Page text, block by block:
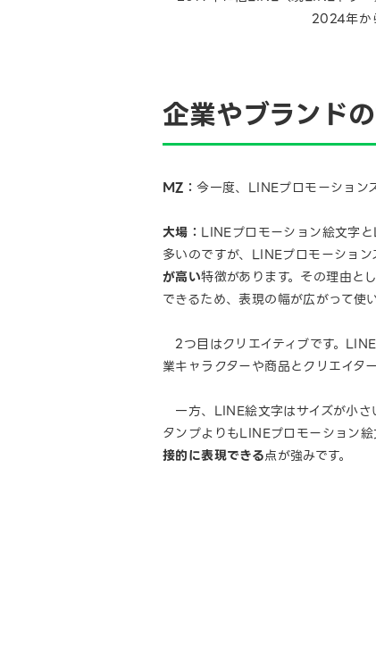
2024年か
企業やブランド
MZ：今一度、LINEプロモーション
大場： LINEプロモーション絵文字
多いのですが、LINEプロモーショ
が高い特徴があります。その理由と
できるため、表現の幅が広がって使
2つ目はクリエイティブです。
業キャラクターや商品とクリエイタ
一方、LINE絵文字はサイズが小さ
タンプよりもLINEプロモーション
接的に表現できる点が強みです。